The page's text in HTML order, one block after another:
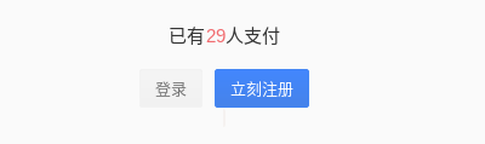
已有29人支付
登录 立刻注册